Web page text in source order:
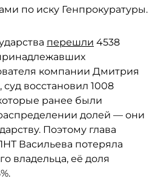
по иску Генпрокуратуры.
перешли 4538
компании Дмитрия
восстановил 1008
ранее были
долей — они
Поэтому глава
Васильева потеряла
владельца, её доля